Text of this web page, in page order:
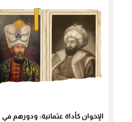
الإخوان كأداة عثمانية: ودورهم في